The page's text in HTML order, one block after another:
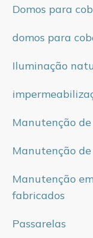
Domos para
domos para
Iluminação
Manutenção de
Manutenção
Manutenção
fabricados
Passarelas